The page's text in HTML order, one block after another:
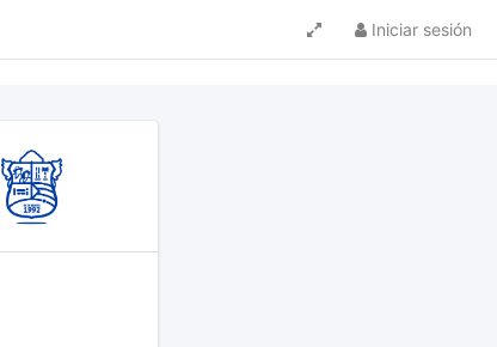
Iniciar sesión